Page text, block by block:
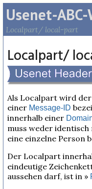
Usenet-
Localpart/ local-part
Localpart/
Als Localpart wird
einer Message-ID
innerhalb einer
muss weder identisch
eine einzelne Person
Der Localpart
eindeutige
aussehen darf, ist in »